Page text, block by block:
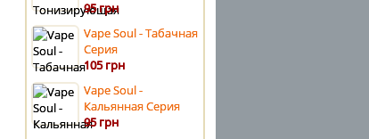
95 грн
Vape Soul - Табачная
Серия
105 грн
Vape Soul -
Кальянная Серия
95 грн